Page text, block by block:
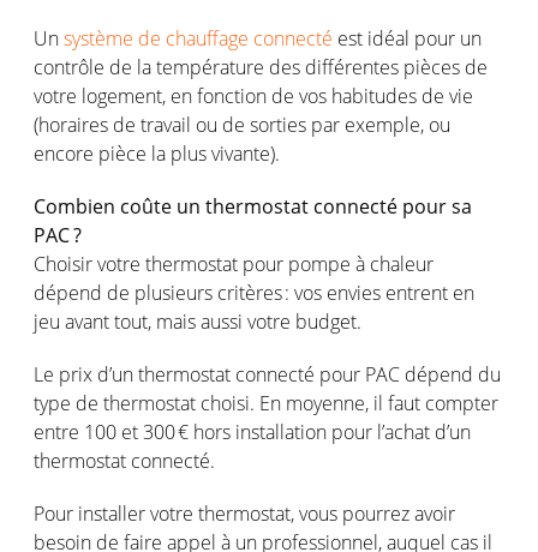
Unsystème de chauffage connecté est idéal pour un
contrôle de latempérature des différentes pièces de
votre logement, enfonction de vos habitudes de vie
(horaires de travail ou de sorties par exemple, ou
encore pièce la plusvivante).
Combien coûte un thermostat connecté poursa
PAC ?
Choisirvotre thermostat pour pompe à chaleur
dépend de plusieurs critères: vos envies entrent en
jeu avanttout, maisaussi votre budget.
Le prix d’un thermostat connecté pour PAC dépend du
type de thermostat choisi. En moyenne, il faut compter
entre 100 et 300 € hors installation pour l’achat d’un
thermostat connecté.
Pour installervotre thermostat,vous pourrezavoir
besoin de faire appel à un professionnel,auquel cas il